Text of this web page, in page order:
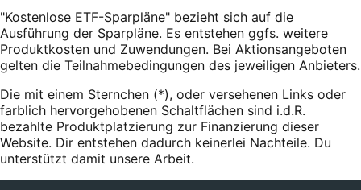
"Kostenlose ETF-Sparpläne" bezieht sich auf die
Ausführung der Sparpläne. Es entstehen ggfs. weitere
Produktkosten und Zuwendungen. Bei Aktionsangeboten
gelten die Teilnahmebedingungen des jeweiligen Anbieters.
Die mit einem Sternchen (*), oder versehenen Links oder
farblich hervorgehobenen Schaltflächen sind i.d.R.
bezahlte Produktplatzierung zur Finanzierung dieser
Website. Dir entstehen dadurch keinerlei Nachteile. Du
unterstützt damit unsere Arbeit.